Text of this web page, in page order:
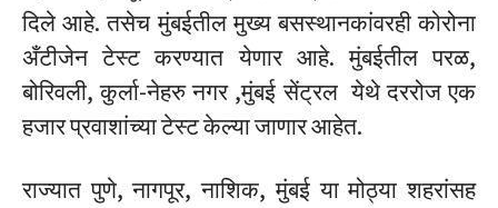
दिले आहे. तसेच मुंबईतील मुख्य बसस्थानकांवरही कोरोना
अँटीजेन टेस्ट करण्यात येणार आहे. मुंबईतील परळ,
बोरिवली, कुर्ला-नेहरु नगर ,मुंबई सेंट्रल येथे दररोज एक
हजार प्रवाशांच्या टेस्ट केल्या जाणार आहेत.
राज्यात पुणे, नागपूर, नाशिक, मुंबई या मोठ्या शहरांसह